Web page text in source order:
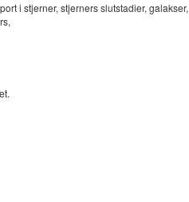
i stjerner, stjerners slutstadier, galakser,